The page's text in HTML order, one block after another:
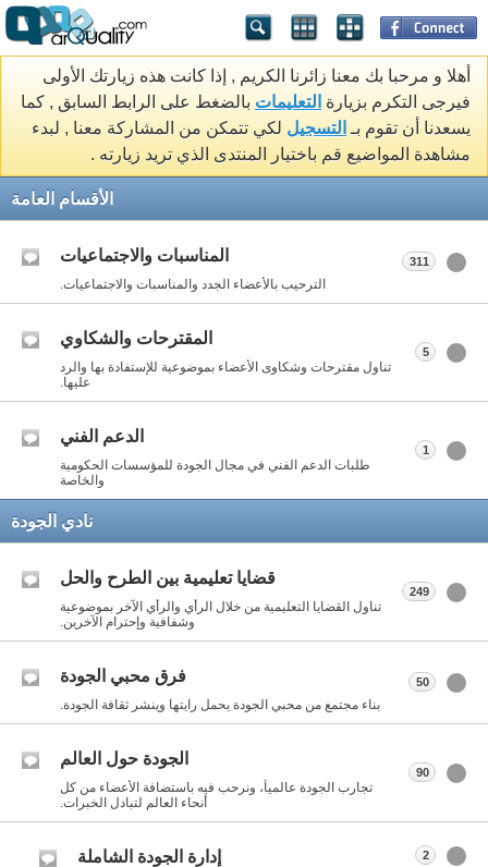
أهلا و مرحبا بك معنا زائرنا الكريم , إذا كانت هذه زيارتك الأولى
فيرجى التكرم بزيارة التعليمات بالضغط على الرابط السابق , كما
يسعدنا أن تقوم بـ التسجيل لكي تتمكن من المشاركة معنا , لبدء
مشاهدة المواضيع قم باختيار المنتدى الذي تريد زيارته .
الأقسام العامة
المناسبات والاجتماعيات
الترحيب بالأعضاء الجدد والمناسبات والاجتماعيات.
311
المقترحات والشكاوي
تناول مقترحات وشكاوى الأعضاء بموضوعية للإستفادة بها والرد
عليها.
5
الدعم الفني
طلبات الدعم الفني في مجال الجودة للمؤسسات الحكومية
والخاصة
1
نادي الجودة
قضايا تعليمية بين الطرح والحل
تناول القضايا التعليمية من خلال الرأي والرأي الآخر بموضوعية
وشفافية وإحترام الآخرين.
249
فرق محبي الجودة
بناء مجتمع من محبي الجودة يحمل رايتها وينشر ثقافة الجودة.
50
الجودة حول العالم
تجارب الجودة عالمياً، ونرحب فيه باستضافة الأعضاء من كل
أنحاء العالم لتبادل الخبرات.
90
إدارة الجودة الشاملة 2